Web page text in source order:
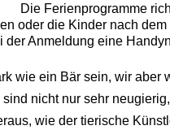
Die Ferienprogramme
oder die Kinder nach
der Anmeldung eine
wie ein Bär sein, wir
sind nicht nur sehr
wie der tierische